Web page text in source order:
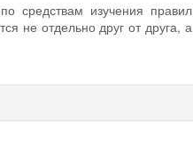
средствам изучения правил
не отдельно друг от друга, а